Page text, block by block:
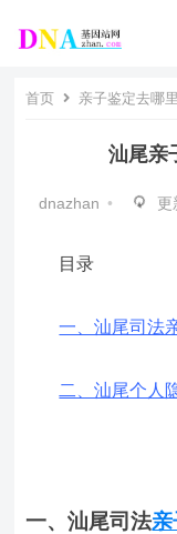
首页 亲子鉴定去哪
汕尾亲
dnazhan • 更
目录
一、汕尾司法
二、汕尾个人
一、汕尾司法